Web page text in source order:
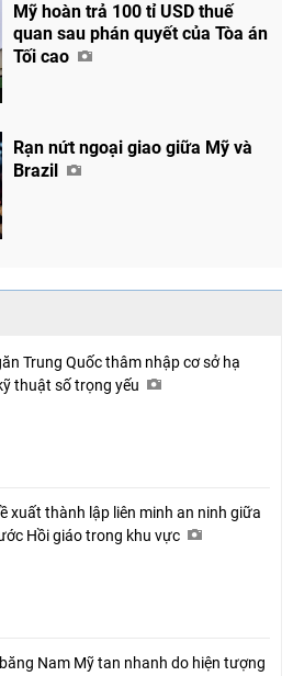
Mỹ hoàn trả 100 tỉ USD thuế
quan sau phán quyết của Tòa án
Tối cao
Rạn nứt ngoại giao giữa Mỹ và
Brazil
Trung Quốc thâm nhập cơ sở hạ
thuật số trọng yếu
xuất thành lập liên minh an ninh giữa
Hồi giáo trong khu vực
Nam Mỹ tan nhanh do hiện tượng